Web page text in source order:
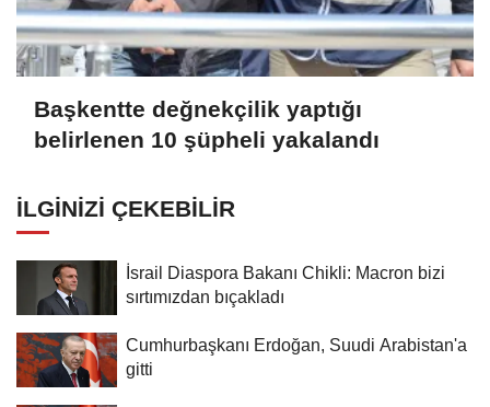
Başkentte değnekçilik yaptığı
belirlenen 10 şüpheli yakalandı
İLGINIZI ÇEKEBILIR
İsrail Diaspora Bakanı Chikli: Macron bizi
sırtımızdan bıçakladı
Cumhurbaşkanı Erdoğan, Suudi Arabistan'a
gitti